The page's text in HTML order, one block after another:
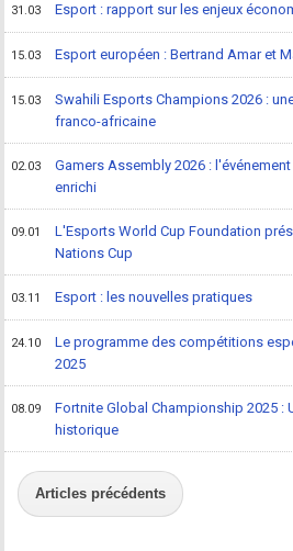
31.03 Esport : rapport sur les enjeux
15.03 Esport européen : Bertrand Amar et
15.03
Swahili Esports Champions 2026 :
franco-africaine
02.03
Gamers Assembly 2026 :
enrichi
09.01
L'Esports World Cup Foundation
Nations Cup
03.11 Esport : les nouvelles pratiques
24.10
Le programme des compétitions
2025
08.09
Fortnite Global Championship 2025 :
historique
Articles précédents